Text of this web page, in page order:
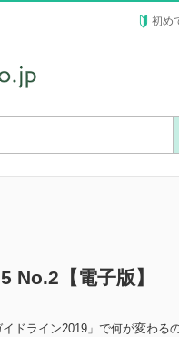
初め
【電子版】
ドライン2019」で何が変わる